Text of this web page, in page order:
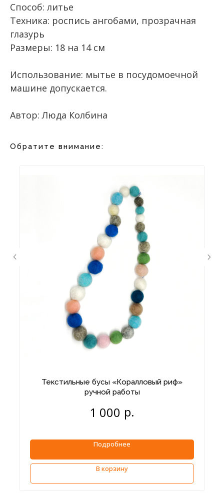
Способ: литье
Техника: роспись ангобами, прозрачная
глазурь
Размеры: 18 на 14 см
Использование: мытье в посудомоечной
машине допускается.
Автор: Люда Колбина
Обратите внимание:
Текстильные бусы «Коралловый риф»
ручной работы
1 000 р.
Подробнее
В корзину